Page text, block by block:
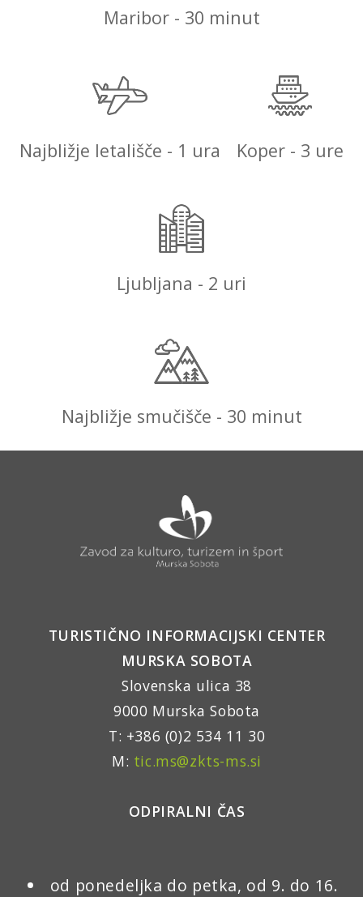
Maribor - 30 minut
Najbližje letališče - 1 ura Koper - 3 ure
Ljubljana - 2 uri
Najbližje smučišče - 30 minut
TURISTIČNO INFORMACIJSKI CENTER
MURSKA SOBOTA
Slovenska ulica 38
9000 Murska Sobota
T: +386 (0)2 534 11 30
M: tic.ms@zkts-ms.si
ODPIRALNI ČAS
od ponedeljka do petka, od 9. do 16.